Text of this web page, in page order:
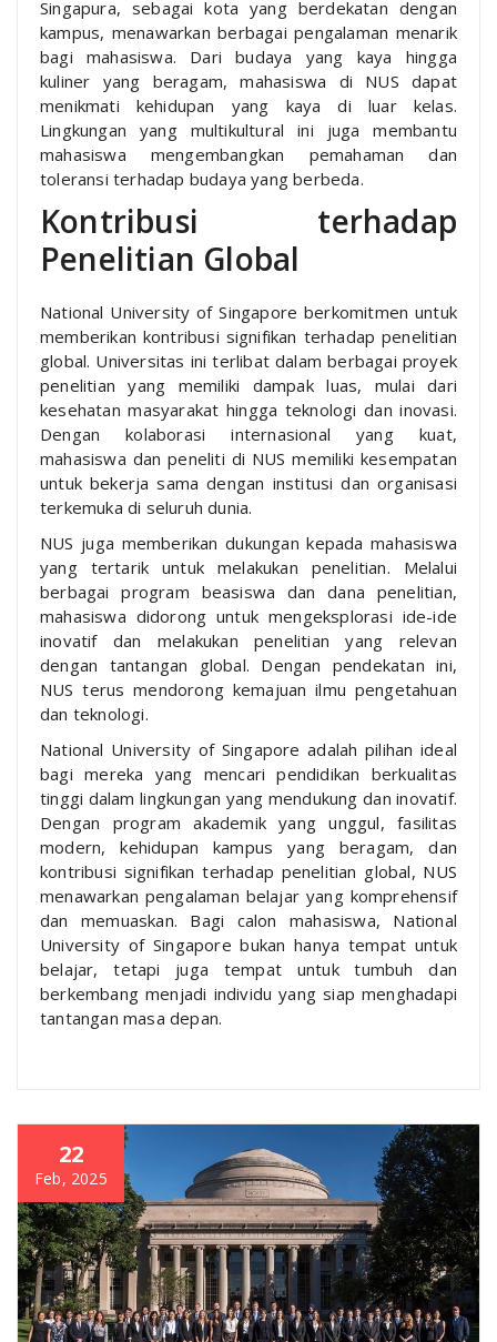
Singapura, sebagai kota yang berdekatan dengan
kampus, menawarkan berbagai pengalaman menarik
bagi mahasiswa. Dari budaya yang kaya hingga
kuliner yang beragam, mahasiswa di NUS dapat
menikmati kehidupan yang kaya di luar kelas.
Lingkungan yang multikultural ini juga membantu
mahasiswa mengembangkan pemahaman dan
toleransi terhadap budaya yang berbeda.
Kontribusi terhadap
Penelitian Global
National University of Singapore berkomitmen untuk
memberikan kontribusi signifikan terhadap penelitian
global. Universitas ini terlibat dalam berbagai proyek
penelitian yang memiliki dampak luas, mulai dari
kesehatan masyarakat hingga teknologi dan inovasi.
Dengan kolaborasi internasional yang kuat,
mahasiswa dan peneliti di NUS memiliki kesempatan
untuk bekerja sama dengan institusi dan organisasi
terkemuka di seluruh dunia.
NUS juga memberikan dukungan kepada mahasiswa
yang tertarik untuk melakukan penelitian. Melalui
berbagai program beasiswa dan dana penelitian,
mahasiswa didorong untuk mengeksplorasi ide-ide
inovatif dan melakukan penelitian yang relevan
dengan tantangan global. Dengan pendekatan ini,
NUS terus mendorong kemajuan ilmu pengetahuan
dan teknologi.
National University of Singapore adalah pilihan ideal
bagi mereka yang mencari pendidikan berkualitas
tinggi dalam lingkungan yang mendukung dan inovatif.
Dengan program akademik yang unggul, fasilitas
modern, kehidupan kampus yang beragam, dan
kontribusi signifikan terhadap penelitian global, NUS
menawarkan pengalaman belajar yang komprehensif
dan memuaskan. Bagi calon mahasiswa, National
University of Singapore bukan hanya tempat untuk
belajar, tetapi juga tempat untuk tumbuh dan
berkembang menjadi individu yang siap menghadapi
tantangan masa depan.
22
Feb, 2025